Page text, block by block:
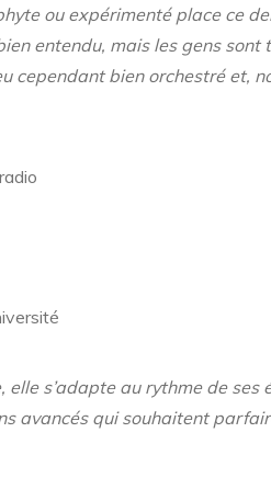
ou expérimenté place ce
entendu, mais les gens
cependant bien orchestré et,
s’adapte au rythme de
avancés qui souhaitent